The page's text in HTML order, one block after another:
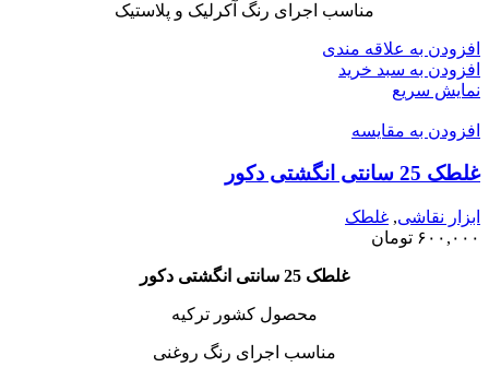
مناسب اجرای رنگ آکرلیک و پلاستیک
افزودن به علاقه مندی
افزودن به سبد خرید
نمایش سریع
افزودن به مقایسه
غلطک 25 سانتی انگشتی دکور
ابزار نقاشی, غلطک
۶۰۰,۰۰۰ تومان
غلطک 25 سانتی انگشتی دکور
محصول کشور ترکیه
مناسب اجرای رنگ روغنی